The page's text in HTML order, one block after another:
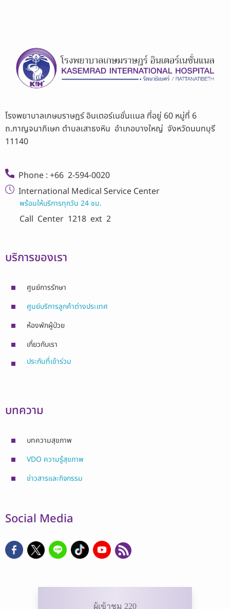
โรงพยาบาลเกษมราษฎร์ อินเตอร์เนชั่นเเนล ที่อยู่ 60 หมู่ที่ 6
ถ.กาญจนาภิเษก ตำบลเสาธงหิน อำเภอบางใหญ่ จังหวัดนนทบุรี
11140
Phone : +66 2-594-0020
International Medical Service Center
พร้อมให้บริการทุกวัน 24 ชม.
Call Center 1218 ext 2
บริการของเรา
ศูนย์การรักษา
ศูนย์บริการลูกค้าต่างประเทศ
ห้องพักผู้ป่วย
เกี่ยวกับเรา
ประกันที่เข้าร่วม
บทความ
บทความสุขภาพ
VDO ความรู้สุขภาพ
ข่าวสารและกิจกรรม
Social Media
ผู้เข้าชม 220